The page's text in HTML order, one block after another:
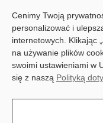
System
F100 Auto Steer
Guidance
System
Cenimy Twoją
personalizować i
internetowych. Klikając
na używanie plików
swoimi ustawieniami w
się z naszą Polityką